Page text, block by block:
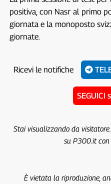
positiva, con Nasr al primo
giornata e la monoposto
giornate.
Ricevi le notifiche
SEGUICI
Stai visualizzando da visitatore.
su P300.it
È vietata la riproduzione,